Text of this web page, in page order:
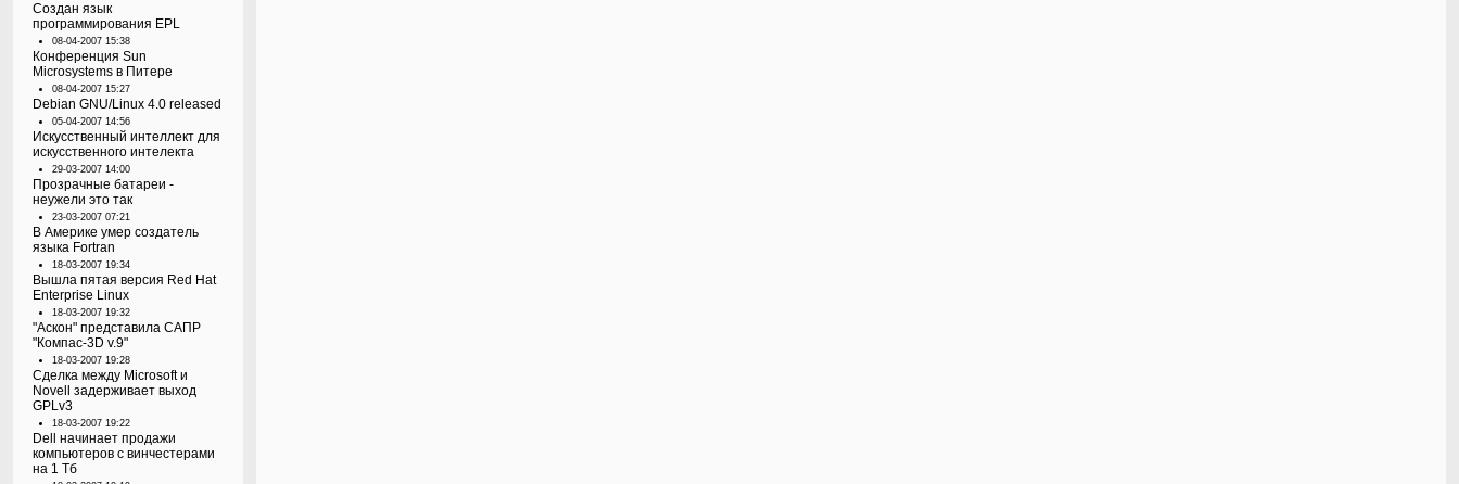
Создан язык
программирования EPL
08-04-2007 15:38
Конференция Sun
Microsystems в Питере
08-04-2007 15:27
Debian GNU/Linux 4.0 released
05-04-2007 14:56
Искусственный интеллект для
искусственного интелекта
29-03-2007 14:00
Прозрачные батареи -
неужели это так
23-03-2007 07:21
В Америке умер создатель
языка Fortran
18-03-2007 19:34
Вышла пятая версия Red Hat
Enterprise Linux
18-03-2007 19:32
"Аскон" представила САПР
"Компас-3D v.9"
18-03-2007 19:28
Сделка между Microsoft и
Novell задерживает выход
GPLv3
18-03-2007 19:22
Dell начинает продажи
компьютеров с винчестерами
на 1 Тб